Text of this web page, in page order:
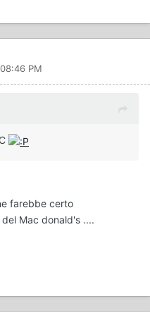
PM
farebbe certo
Mac donald's ....